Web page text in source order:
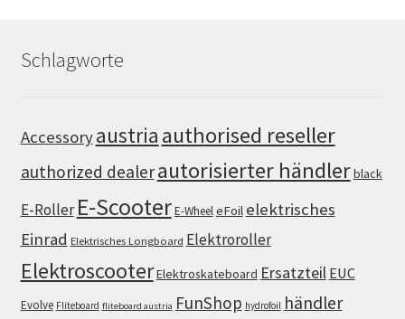
Schlagworte
Accessoryaustria authorised reseller
authorized dealerautorisierter händlerblack
E-Roller E-ScooterE-WheeleFoil elektrisches
Einrad Elektrisches Longboard Elektroroller
ElektroscooterElektroskateboard Ersatzteil EUC
Evolve Fliteboard fliteboard austria FunShop hydrofoil händler